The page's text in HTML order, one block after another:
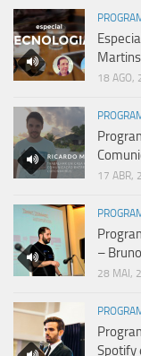
18 AGO,
17 ABR,
–
28 MAI,
Spotify